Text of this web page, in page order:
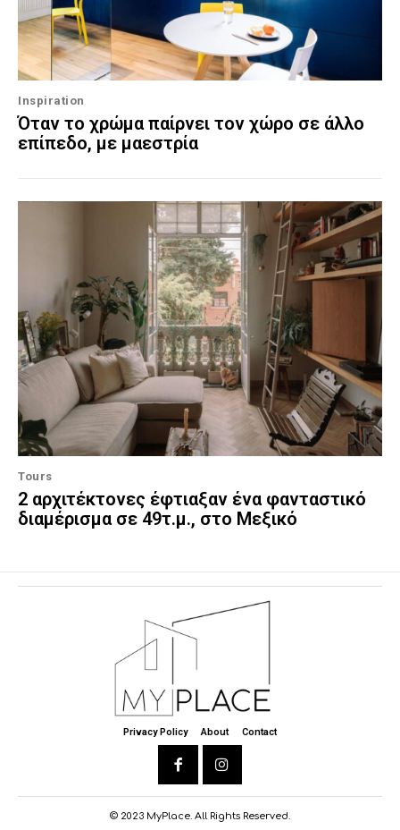
Inspiration
Όταν το χρώμα παίρνει τον χώρο σε άλλο
επίπεδο, με μαεστρία
Tours
2 αρχιτέκτονες έφτιαξαν ένα φανταστικό
διαμέρισμα σε 49τ.μ., στο Μεξικό
Privacy Policy About Contact
© 2023 MyPlace. All Rights Reserved.